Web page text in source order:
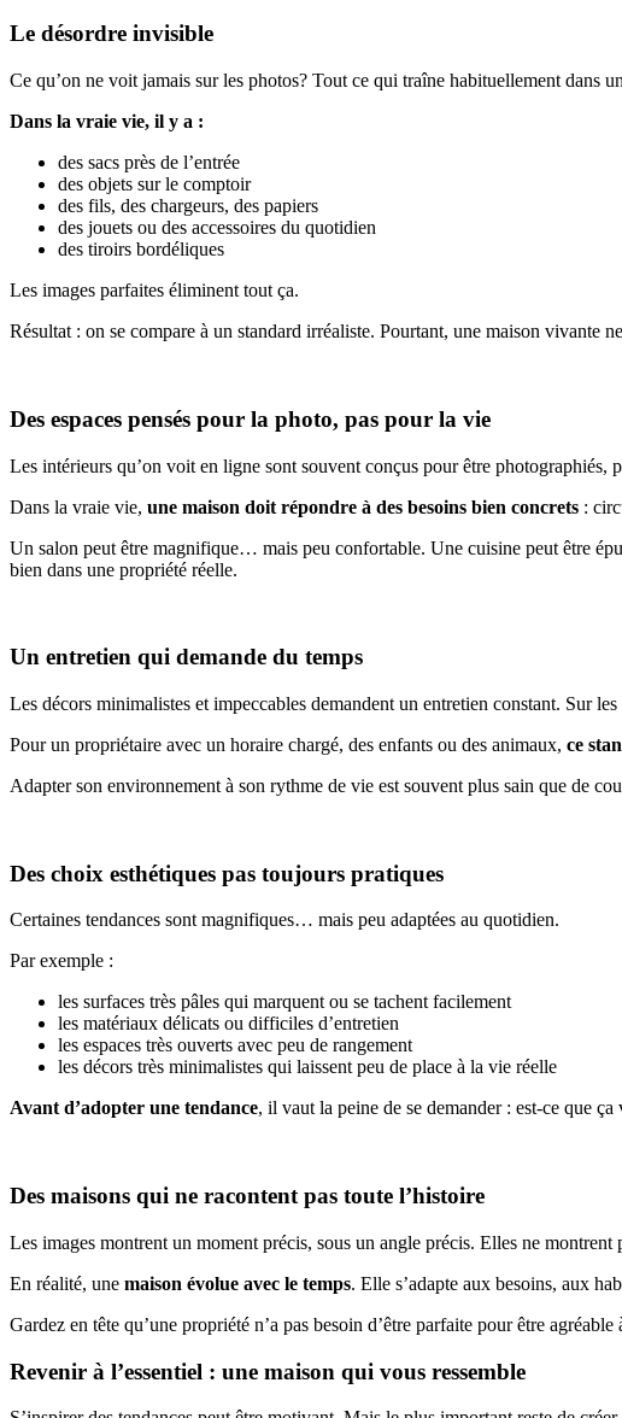
Le désordre invisible
Ce qu’on ne voit jamais sur les photos? Tout ce qui traîne habituellement dans
Dans la vraie vie, il y a :
des sacs près de l’entrée
des objets sur le comptoir
des fils, des chargeurs, des papiers
des jouets ou des accessoires du quotidien
des tiroirs bordéliques
Les images parfaites éliminent tout ça.
Résultat : on se compare à un standard irréaliste. Pourtant, une maison vivante
Des espaces pensés pour la photo, pas pour la vie
Les intérieurs qu’on voit en ligne sont souvent conçus pour être photographiés,
Dans la vraie vie, une maison doit répondre à des besoins bien concrets :
Un salon peut être magnifique… mais peu confortable. Une cuisine peut être
bien dans une propriété réelle.
Un entretien qui demande du temps
Les décors minimalistes et impeccables demandent un entretien constant. Sur
Pour un propriétaire avec un horaire chargé, des enfants ou des animaux, ce
Adapter son environnement à son rythme de vie est souvent plus sain que de
Des choix esthétiques pas toujours pratiques
Certaines tendances sont magnifiques… mais peu adaptées au quotidien.
Par exemple :
les surfaces très pâles qui marquent ou se tachent facilement
les matériaux délicats ou difficiles d’entretien
les espaces très ouverts avec peu de rangement
les décors très minimalistes qui laissent peu de place à la vie réelle
Avant d’adopter une tendance, il vaut la peine de se demander : est-ce que
Des maisons qui ne racontent pas toute l’histoire
Les images montrent un moment précis, sous un angle précis. Elles ne
En réalité, une maison évolue avec le temps. Elle s’adapte aux besoins, aux
Gardez en tête qu’une propriété n’a pas besoin d’être parfaite pour être agréable
Revenir à l’essentiel : une maison qui vous ressemble